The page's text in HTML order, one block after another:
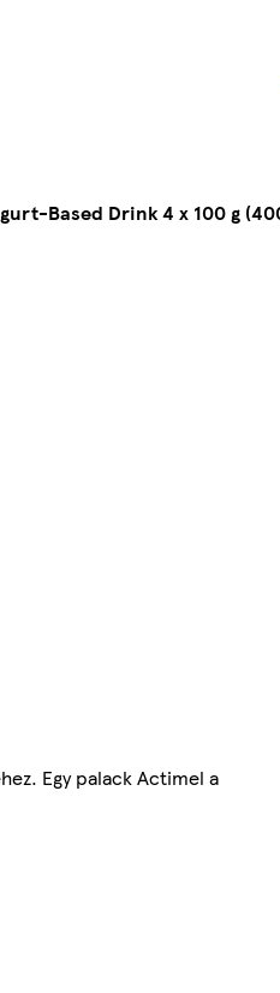
Based Drink 4 x 100 g
Egy palack Actimel a